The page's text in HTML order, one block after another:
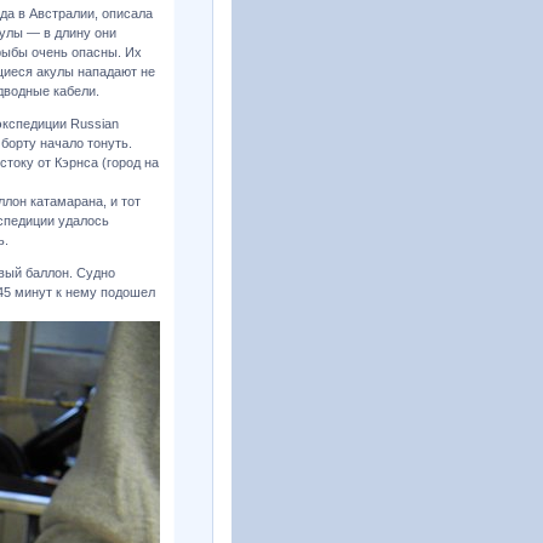
в Австралии, описала
— в длину они
очень опасны. Их
акулы нападают не
кабели.
Russian
начало тонуть.
от Кэрнса (город на
катамарана, и тот
удалось
баллон. Судно
минут к нему подошел